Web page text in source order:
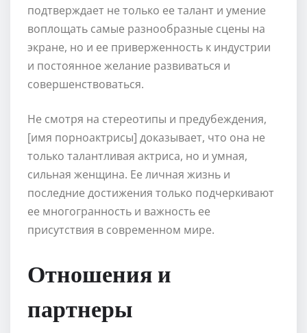
подтверждает не только ее талант и умение
воплощать самые разнообразные сцены на
экране, но и ее приверженность к индустрии
и постоянное желание развиваться и
совершенствоваться.
Не смотря на стереотипы и предубеждения,
[имя порноактрисы] доказывает, что она не
только талантливая актриса, но и умная,
сильная женщина. Ее личная жизнь и
последние достижения только подчеркивают
ее многогранность и важность ее
присутствия в современном мире.
Отношения и
партнеры